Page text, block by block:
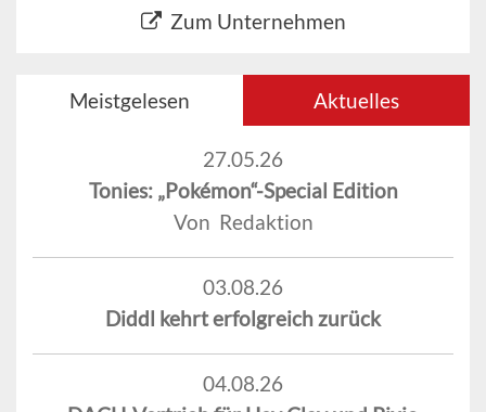
Zum Unternehmen
Meistgelesen Aktuelles
27.05.26
Tonies: „Pokémon“-Special Edition
Von Redaktion
03.08.26
Diddl kehrt erfolgreich zurück
04.08.26